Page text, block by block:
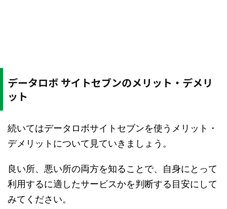
データロボ サイトセブンのメリット・デメリ
ット
続いてはデータロボサイトセブンを使うメリット・
デメリットについて見ていきましょう。
良い所、悪い所の両方を知ることで、自身にとって
利用するに適したサービスかを判断する目安にして
みてください。